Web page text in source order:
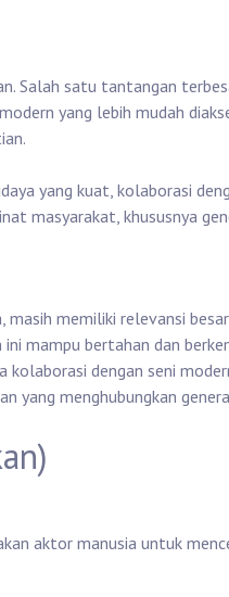
Salah satu tantangan
yang lebih mudah
yang kuat, kolaborasi
masyarakat, khususnya
memiliki relevansi
mampu bertahan dan
dengan seni
yang menghubungkan
aktor manusia untuk